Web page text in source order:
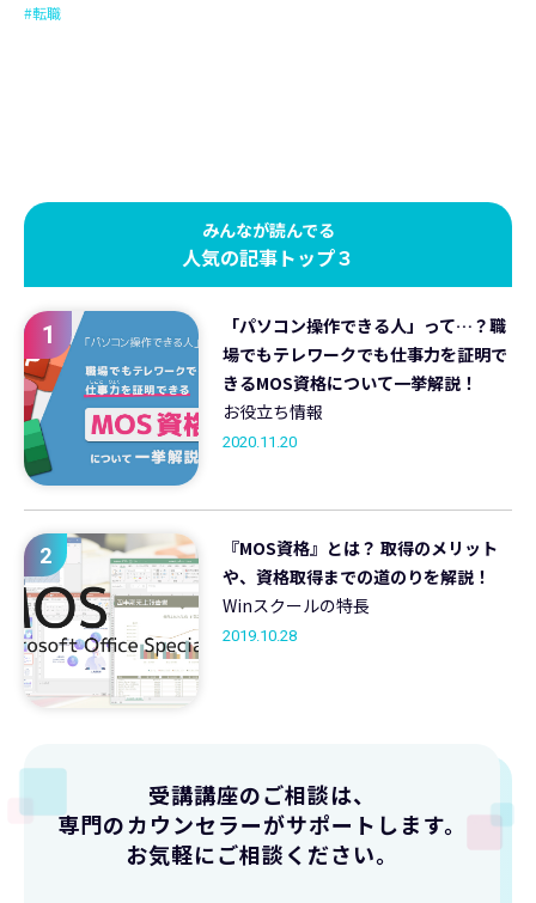
#転職
みんなが読んでる
人気の記事トップ３
1
「パソコン操作できる人」って…？職
場でもテレワークでも仕事力を証明で
きるMOS資格について一挙解説！
お役立ち情報
2020.11.20
2
『MOS資格』とは？ 取得のメリット
や、資格取得までの道のりを解説！
Winスクールの特長
2019.10.28
受講講座のご相談は、
専門のカウンセラーがサポートします。
お気軽にご相談ください。